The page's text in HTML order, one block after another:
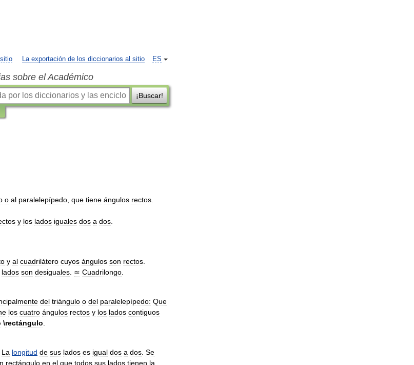
ES
La exportación de los diccionarios al sitio
sobre el Académico
¡Buscar!
o al paralelepípedo que tiene ángulos rectos
y los lados iguales dos a dos
y al cuadrilátero cuyos ángulos son rectos
lados son desiguales ≃ Cuadrilongo
del triángulo o del paralelepípedo: Que
los cuatro ángulos rectos y los lados contiguos
\rectángulo
La longitud de sus lados es igual dos a dos Se
rectángulo en el que todos sus lados tienen la